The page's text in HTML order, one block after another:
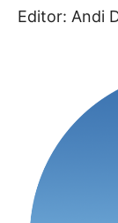
Editor: Andi